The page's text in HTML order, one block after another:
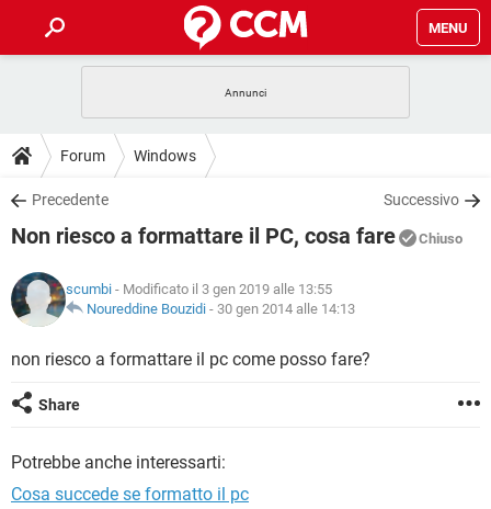
MENU
INTRATTENIMENTO
iOS
INSTAGRAM WHATSAPP
TIKTOK
HARDWARE
GUIDE
COVID-19
INSTAGRAM WHATSAPP
TIKTOK
HARDWARE
DOWNLOAD
COVID-19 GAMING
INTRATTENIMENTO
iOS WINDOWS 10
INSTAGRAM
COVID-19 GAMING
INTRATTENIMENTO
iOS WINDOWS 10
INSTAGRAM
GLOSSARIO
COVID-19
INSTAGRAM
TIKTOK
Forum Windows
Precedente Successivo
Non riesco a formattare il PC, cosa fare Chiuso
scumbi - Modificato il 3 gen 2019 alle 13:55
Noureddine Bouzidi - 30 gen 2014 alle 14:13
non riesco a formattare il pc come posso fare?
Share
Potrebbe anche interessarti:
Cosa succede se formatto il pc